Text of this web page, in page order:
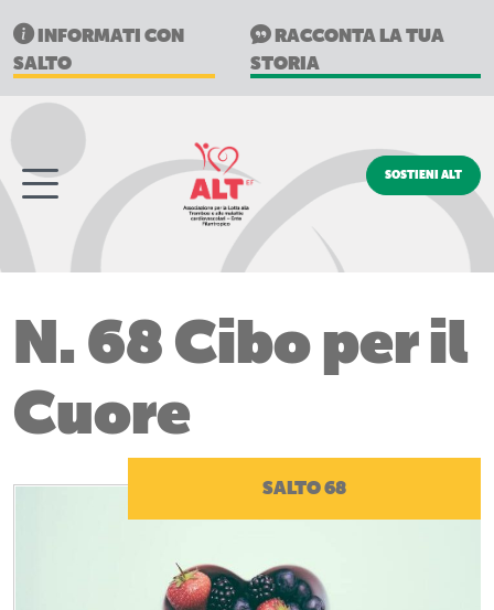
INFORMATI CON
SALTO
RACCONTA LA TUA
STORIA
SOSTIENI ALT
N. 68 Cibo per il
Cuore
SALTO 68